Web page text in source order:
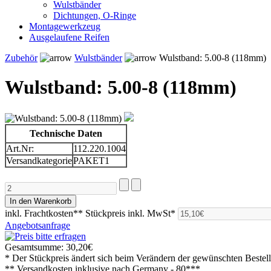
Wulstbänder
Dichtungen, O-Ringe
Montagewerkzeug
Ausgelaufene Reifen
Zubehör
Wulstbänder Wulstband: 5.00-8 (118mm)
Wulstband: 5.00-8 (118mm)
Technische Daten
Art.Nr:
112.220.1004
VersandkategoriePAKET1
inkl. Frachtkosten** Stückpreis inkl. MwSt*
Angebotsanfrage
Gesamtsumme: 30,20€
* Der Stückpreis ändert sich beim Verändern der gewünschten
** Versandkosten inklusive nach Germany - 80***